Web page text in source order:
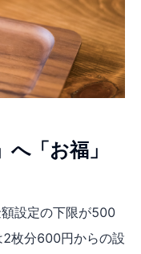
「お福」
設定の下限が500
枚分600円からの設